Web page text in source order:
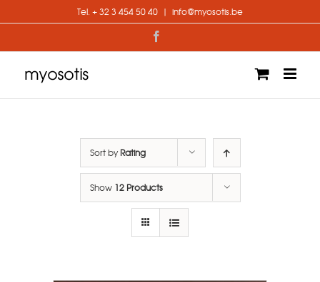
to
Tel. + 32 3 454 50 40 | info@myosotis.be
Sort byRating
Show 12 Products